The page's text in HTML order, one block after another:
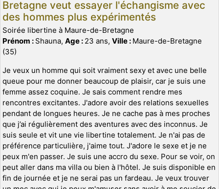
Bretagne veut essayer l'échangisme avec
des hommes plus expérimentés
Soirée libertine à Maure-de-Bretagne
Prénom : Shauna, Age : 23 ans, Ville : Maure-de-Bretagne
(35)
Je veux un homme qui soit vraiment sexy et avec une belle
queue pour me donner beaucoup de plaisir, car je suis une
femme assez coquine. Je sais comment rendre mes
rencontres excitantes. J'adore avoir des relations sexuelles
pendant de longues heures. Je ne cache pas à mes proches
que j’ai régulièrement des aventures avec des inconnus. Je
suis seule et vit une vie libertine totalement. Je n'ai pas de
préférence particulière, j'aime tout. J'adore le sexe et je ne
peux m'en passer. Je suis une accro du sexe. Pour se voir, on
peut aller dans ma villa ou bien à l'hôtel. Je suis disponible en
fin de journée et je ne serai pas un fardeau. Je veux trouver